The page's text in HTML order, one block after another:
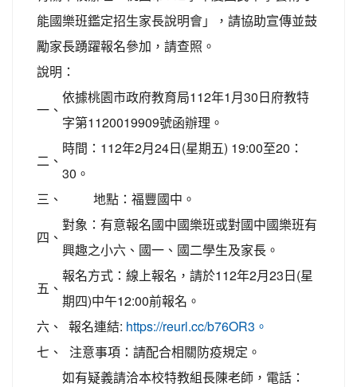
能國樂班鑑定招生家長說明會」，請協助宣傳並鼓
勵家長踴躍報名參加，請查照。
說明：
一、
依據桃園市政府教育局112年1月30日府教特
字第1120019909號函辦理。
二、
時間：112年2月24日(星期五) 19:00至20：
30。
三、
地點：福豐國中。
四、
對象：有意報名國中國樂班或對國中國樂班有
興趣之小六、國一、國二學生及家長。
五、
報名方式：線上報名，請於112年2月23日(星
期四)中午12:00前報名。
六、
報名連結: https://reurl.cc/b76OR3。
七、 注意事項：請配合相關防疫規定。
如有疑義請洽本校特教組長陳老師，電話：